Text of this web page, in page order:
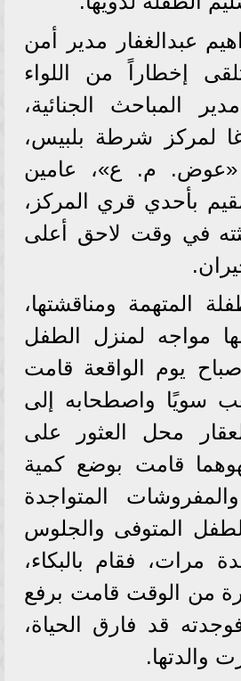
عبدالغفار مدير أمن
إخطاراً من اللواء
المباحث الجنائية،
لمركز شرطة بلبيس،
«عوض. م. ع»، عامين
بأحدي قري المركز،
في وقت لاحق أعلى
المتهمة ومناقشتها،
مواجه لمنزل الطفل
صباح يوم الواقعة قامت
سويًا واصطحابه إلى
محل العثور على
لهوهما قامت بوضع كمية
المتواجدة
المتوفى والجلوس
مرات، فقام بالبكاء،
من الوقت قامت برفع
قد فارق الحياة،
والدتها.